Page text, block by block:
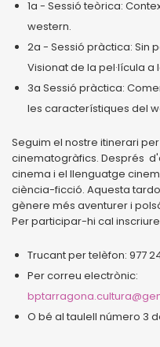
1a - Sessió teòrica:
western.
2a - Sessió pràctica: Sin
Visionat de la pel·lícula
3a Sessió pràctica:
les característiques del
Seguim el nostre itinerari
cinematogràfics. Després
cinema i el llenguatge
ciència-ficció. Aquesta
gènere més aventurer i
Per participar-hi cal
Trucant per telèfon: 977
Per correu electrònic:
O bé al taulell número 3